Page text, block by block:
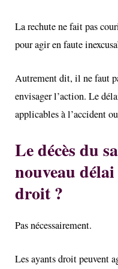
La rechute ne fait pas
pour agir en faute
Autrement dit, il ne faut
envisager l’action. Le
applicables à l’accident
Le décès du
nouveau
droit ?
Pas nécessairement.
Les ayants droit peuvent